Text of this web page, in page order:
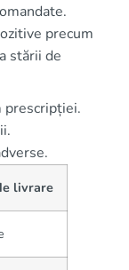
precum
stării de
livrare